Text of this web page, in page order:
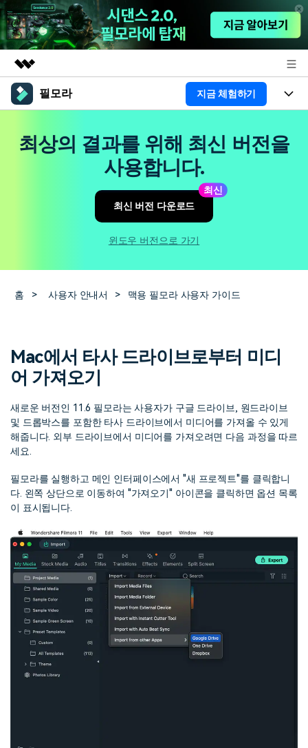
주요 제품
유틸리티
필모라 지금 체험하기
고객 지원
더 알아보기
가격 로그인
검색
최상의 결과를 위해 최신 버전을
사용합니다.
최신
최신 버전 다운로드
윈도우 버전으로 가기
홈 > 사용자 안내서 > 맥용 필모라 사용자 가이드
Mac에서 타사 드라이브로부터 미디
어 가져오기
새로운 버전인 11.6 필모라는 사용자가 구글 드라이브, 원드라이브
및 드롭박스를 포함한 타사 드라이브에서 미디어를 가져올 수 있게
해줍니다. 외부 드라이브에서 미디어를 가져오려면 다음 과정을 따르
세요.
필모라를 실행하고 메인 인터페이스에서 "새 프로젝트"를 클릭합니
다. 왼쪽 상단으로 이동하여 "가져오기" 아이콘을 클릭하면 옵션 목록
이 표시됩니다.